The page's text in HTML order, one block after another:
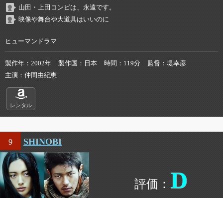
山田・上田コンビは、永遠です。
映像や舞台や大道具はいいのに
ヒューマンドラマ
製作年 2002年 製作国 日本 時間 119分 監督
堤幸彦
主演
仲間由紀恵
レンタル
9 SHINOBI
D